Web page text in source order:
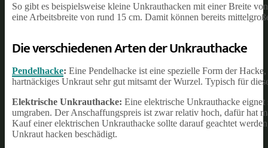
So gibt es beispielsweise kleine Unkrauthacken mit einer Breite
eine Arbeitsbreite von rund 15 cm. Damit können bereits
Die verschiedenen Arten der Unkrauthacke
Pendelhacke: Eine Pendelhacke ist eine spezielle Form der
hartnäckiges Unkraut sehr gut mitsamt der Wurzel. Typisch für
Elektrische Unkrauthacke: Eine elektrische Unkrauthacke
umgraben. Der Anschaffungspreis ist zwar relativ hoch, dafür hat
Kauf einer elektrischen Unkrauthacke sollte darauf geachtet
Unkraut hacken beschädigt.